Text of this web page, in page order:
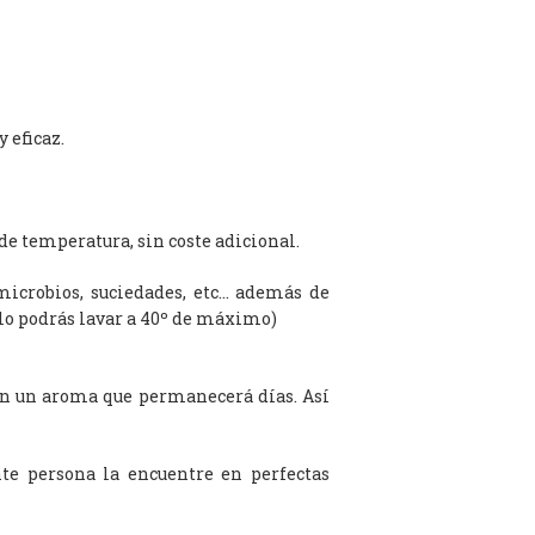
eficaz.
temperatura, sin coste adicional.
suciedades, etc… además de
podrás lavar a 40º de máximo)
aroma que permanecerá días. Así
persona la encuentre en perfectas